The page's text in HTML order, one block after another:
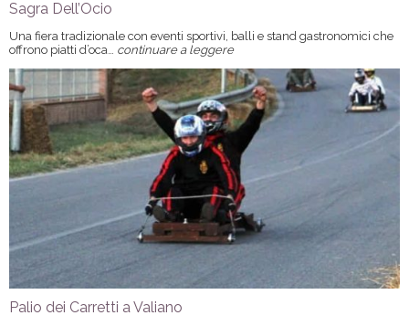
Sagra Dell’Ocio
Una fiera tradizionale con eventi sportivi, balli e stand gastronomici che
offrono piatti d’oca… continuare a leggere
Palio dei Carretti a Valiano